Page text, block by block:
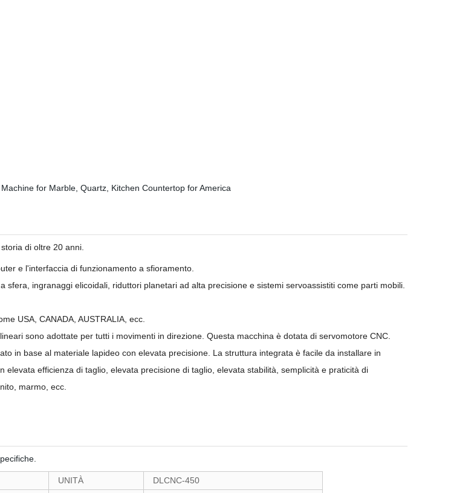
di oltre 20 anni.
e l'interfaccia di funzionamento a sfioramento.
ingranaggi elicoidali, riduttori planetari ad alta precisione e sistemi servoassistiti come parti mobili.
USA, CANADA, AUSTRALIA, ecc.
sono adottate per tutti i movimenti in direzione. Questa macchina è dotata di servomotore CNC.
in base al materiale lapideo con elevata precisione. La struttura integrata è facile da installare in
efficienza di taglio, elevata precisione di taglio, elevata stabilità, semplicità e praticità di
marmo, ecc.
UNITÀ
DLCNC-450